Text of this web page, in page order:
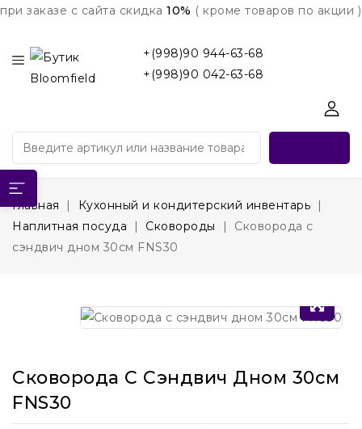
при заказе с сайта скидка 10% ( кроме товаров по акции )
+(998)90 944-63-68
+(998)90 042-63-68
Главная
Кухонный и кондитерский инвентарь
Наплитная посуда
Сковороды
Сковорода с
сэндвич дном 30см FNS30
Сковорода С Сэндвич Дном 30см
FNS30